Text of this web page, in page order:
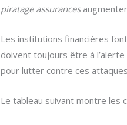
piratage assurances
Les institutions financières
doivent toujours être à
pour lutter contre ces
Le tableau suivant montre les